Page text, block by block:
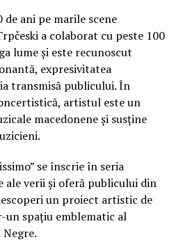
de ani pe marile scene
a colaborat cu peste 100
lume și este recunoscut
expresivitatea
transmisă publicului. În
artistul este un
macedonene și susține
se înscrie în seria
verii și oferă publicului din
un proiect artistic de
spațiu emblematic al